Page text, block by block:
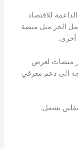
للاقتصاد
الحر مثل منصة
أخرى.
منصات لعرض
إلى دعم معرفي
تشمل: